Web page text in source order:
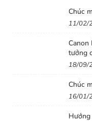
Chúc
11/02/
Canon
tưởng
đầu
18/09/
Chúc
16/01/